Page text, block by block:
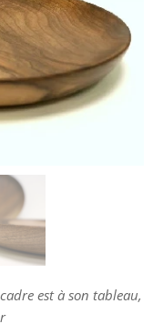
est à son tableau,